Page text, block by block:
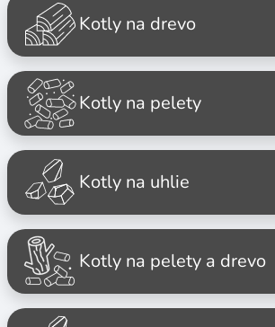
Kotly na drevo
Kotly na pelety
Kotly na uhlie
Kotly na pelety a drevo